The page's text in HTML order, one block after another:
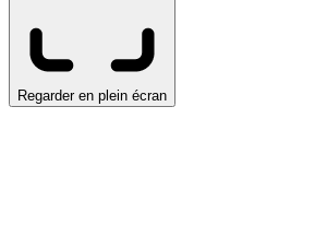
Regarder en plein écran